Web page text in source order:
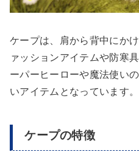
ケープは、肩から背中にか
ァッションアイテムや防寒
ーパーヒーローや魔法使い
いアイテムとなっています。
ケープの特徴